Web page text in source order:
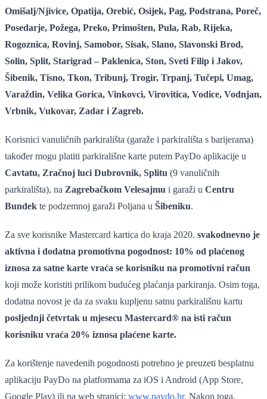
Omišalj/Njivice, Opatija, Orebić, Osijek, Pag, Podstrana, Poreč,
Posedarje, Požega, Preko, Primošten, Pula, Rab, Rijeka,
Rogoznica, Rovinj, Samobor, Sisak, Slano, Slavonski Brod,
Solin, Split, Starigrad – Paklenica, Ston, Sveti Filip i Jakov,
Šibenik, Tisno, Tkon, Tribunj, Trogir, Trpanj, Tučepi, Umag,
Varaždin, Velika Gorica, Vinkovci, Virovitica, Vodice, Vodnjan,
Vrbnik, Vukovar, Zadar i Zagreb.
Korisnici vanuličnih parkirališta (garaže i parkirališta s barijerama)
također mogu platiti parkirališne karte putem PayDo aplikacije u
Cavtatu, Zračnoj luci Dubrovnik, Splitu (9 vanuličnih
parkirališta), na Zagrebačkom Velesajmu i garaži u Centru
Bundek te podzemnoj garaži Poljana u Šibeniku.
Za sve korisnike Mastercard kartica do kraja 2020. svakodnevno je
aktivna i dodatna promotivna pogodnost: 10% od plaćenog
iznosa za satne karte vraća se korisniku na promotivni račun
koji može koristiti prilikom budućeg plaćanja parkiranja. Osim toga,
dodatna novost je da za svaku kupljenu satnu parkirališnu kartu
posljednji četvrtak u mjesecu Mastercard® na isti račun
korisniku vraća 20% iznosa plaćene karte.
Za korištenje navedenih pogodnosti potrebno je preuzeti besplatnu
aplikaciju PayDo na platformama za iOS i Android (App Store,
Google Play) ili na web stranici: www.paydo.hr. Nakon toga,